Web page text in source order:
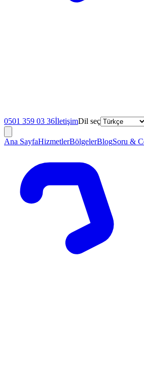
0501 359 03 36İletişimDil seç
Ana SayfaHizmetlerBölgelerBlogSoru &